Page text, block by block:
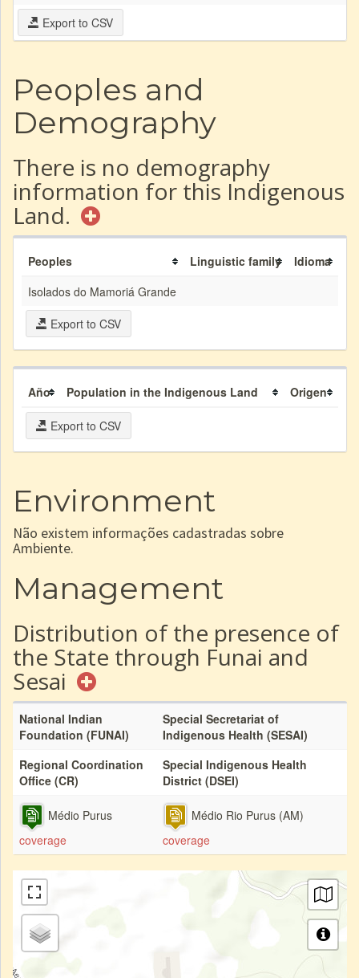
Export to CSV
Peoples and
Demography
There is no demography
information for this Indigenous
Land.
Peoples Linguistic family
Idioma
Isolados do Mamoriá Grande
Export to CSV
Año Population in the Indigenous Land Origen
Export to CSV
Environment
Não existem informações cadastradas sobre
Ambiente.
Management
Distribution of the presence of
the State through Funai and
Sesai
National Indian
Foundation (FUNAI)
Special Secretariat of
Indigenous Health (SESAI)
Regional Coordination
Office (CR)
Special Indigenous Health
District (DSEI)
Médio Purus
coverage
Médio Rio Purus (AM)
coverage